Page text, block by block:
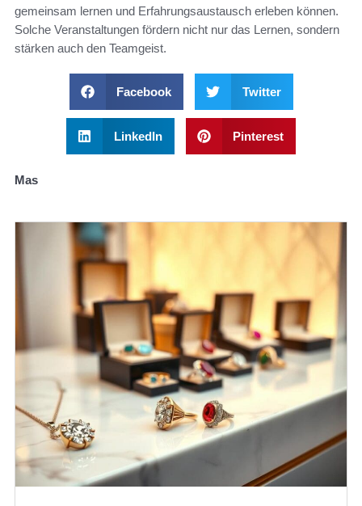
gemeinsam lernen und Erfahrungsaustausch erleben können.
Solche Veranstaltungen fördern nicht nur das Lernen, sondern
stärken auch den Teamgeist.
Facebook Twitter
LinkedIn Pinterest
Mas